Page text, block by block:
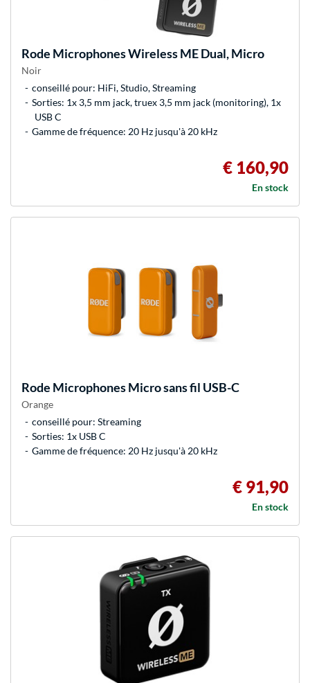
Rode MicrophonesWireless ME Dual, Micro
Noir
conseillé pour: HiFi, Studio, Streaming
Sorties: 1x 3,5 mm jack, truex 3,5 mm jack (monitoring), 1x
USB C
Gamme de fréquence: 20 Hz jusqu'à 20 kHz
€ 160,90
En stock
Rode MicrophonesMicro sans fil USB-C
Orange
conseillé pour: Streaming
Sorties: 1x USB C
Gamme de fréquence: 20 Hz jusqu'à 20 kHz
€ 91,90
En stock